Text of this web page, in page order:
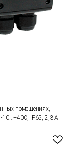
помещениях,
IP65, 2,3 А